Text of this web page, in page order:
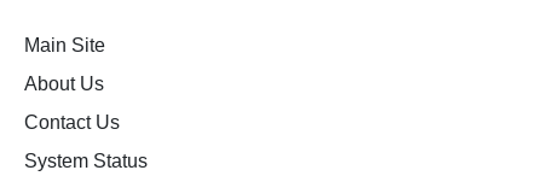
Main Site
About Us
Contact Us
System Status